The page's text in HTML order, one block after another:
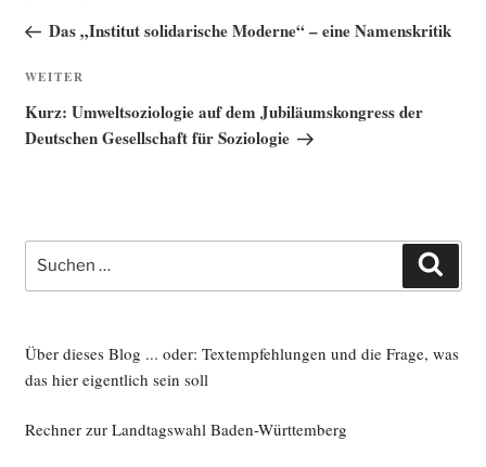
BeitragDas „Institut solidarische Moderne“ – eine Namenskritik
Nächster
Beitrag
WEITER
Kurz: Umweltsoziologie auf dem Jubiläumskongress der
Deutschen Gesellschaft für Soziologie
Suche
nach:
Über dieses Blog ... oder: Textempfehlungen und die Frage, was
das hier eigentlich sein soll
Rechner zur Landtagswahl Baden-Württemberg